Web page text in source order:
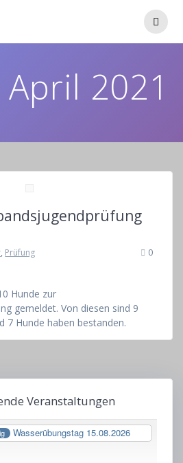
April 2021
, Prüfung
0
Hunde zur
gemeldet. Von diesen sind 9
7 Hunde haben bestanden.
Veranstaltungen
Wasserübungstag 15.08.2026